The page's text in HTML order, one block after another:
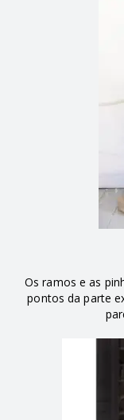
Os ramos e as
pontos da parte